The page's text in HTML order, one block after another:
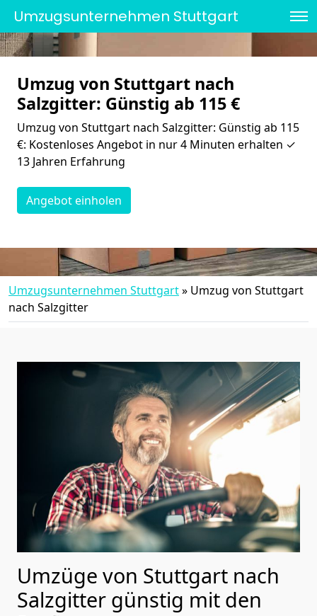
Umzugsunternehmen Stuttgart
Umzug von Stuttgart nach
Salzgitter: Günstig ab 115 €
Umzug von Stuttgart nach Salzgitter: Günstig ab 115
€: Kostenloses Angebot in nur 4 Minuten erhalten ✓
13 Jahren Erfahrung
Angebot einholen
Umzugsunternehmen Stuttgart» Umzug von Stuttgart
nach Salzgitter
Umzüge von Stuttgart nach
Salzgitter günstig mit den